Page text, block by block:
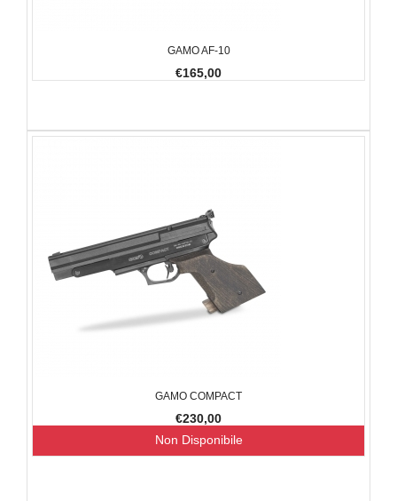
GAMO AF-10
€165,00
GAMO COMPACT
€230,00
Non Disponibile